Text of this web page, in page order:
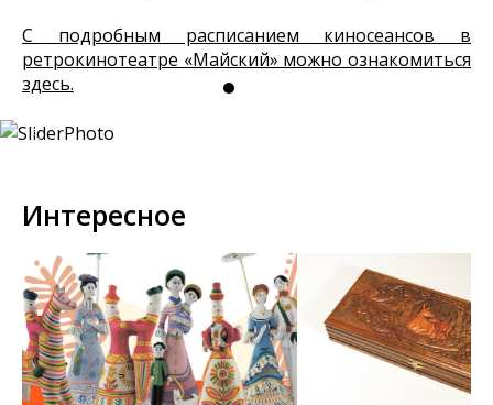
С подробным расписанием киносеансов в
ретрокинотеатре «Майский» можно ознакомиться
здесь.
Интересное